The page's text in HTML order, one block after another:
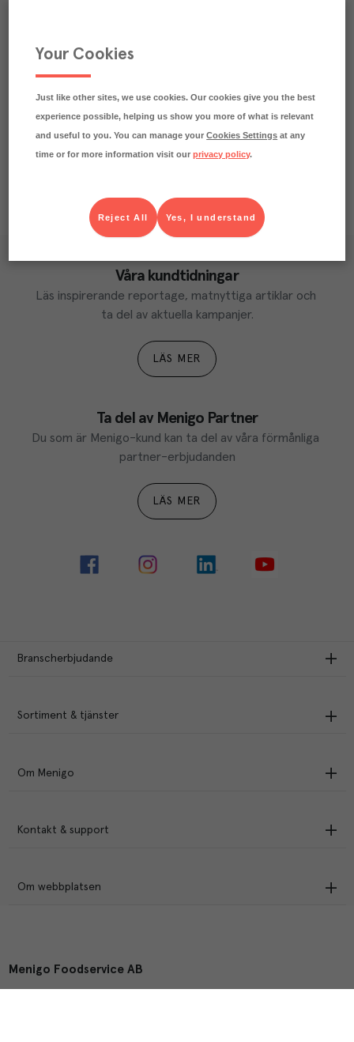
Märkningar
Näringsdeklaration
Våra kundtidningar
Läs inspirerande reportage, matnyttiga artiklar och
ta del av aktuella kampanjer.
LÄS MER
Ta del av Menigo Partner
Du som är Menigo-kund kan ta del av våra förmånliga
partner-erbjudanden
LÄS MER
Branscherbjudande
Sortiment & tjänster
Om Menigo
Kontakt & support
Om webbplatsen
Menigo Foodservice AB
Your Cookies
Just like other sites, we use cookies. Our cookies give you the best
experience possible, helping us show you more of what is relevant
and useful to you. You can manage yourCookies Settings at any
time or for more information visit ourprivacy policy.
Yes, I understand
Reject All